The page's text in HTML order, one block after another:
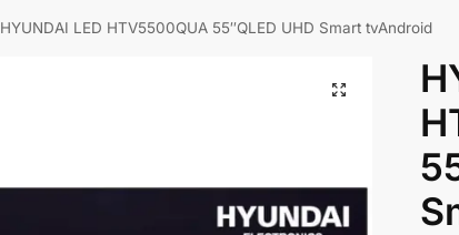
HYUNDAI LED HTV5500QUA 55″QLED UHD Smart tvAndroid